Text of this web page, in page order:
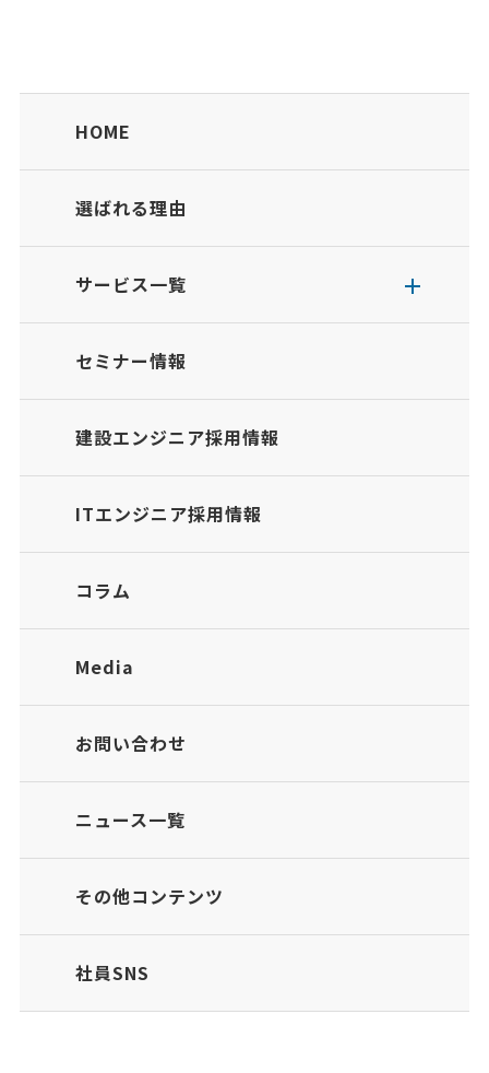
HOME
選ばれる理由
サービス一覧
セミナー情報
建設エンジニア採用情報
ITエンジニア採用情報
コラム
Media
お問い合わせ
ニュース一覧
その他コンテンツ
社員SNS